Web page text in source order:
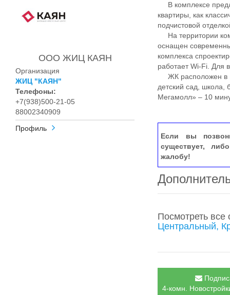
ООО ЖИЦ КАЯН
Организация
ЖИЦ "КАЯН"
Телефоны:
+7(938)500-21-05
88002340909
Профиль
В комплексе
квартиры, как
подчистовой
На территории
оснащен
комплекса
работает Wi-Fi. Для
ЖК расположен в
детский сад, школа,
Мегамолл» – 10
Если вы
существует,
жалобу!
Посмотреть
Центральный,
4-комн.